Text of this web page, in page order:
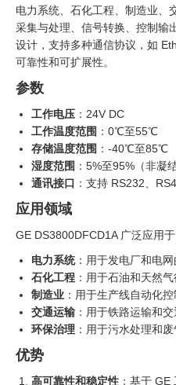
电力系统、石化工程、制造业、
采集与处理、信号转换、控制输
设计，支持多种通信协议，如
可靠性和可扩展性。
参数
工作电压 ：24V DC
工作温度范围 ：0℃至55℃
存储温度范围 ：-40℃至85℃
湿度范围 ：5%至95%（非凝结
通讯接口 ：支持 RS232、
应用领域
GE DS3800DFCD1A 广泛应用于
电力系统：用于发电厂和电网
石化工程 ：用于石油和天然
制造业 ：用于生产线自动化控
交通运输 ：用于铁路运输和
环保治理 ：用于污水处理和
优势
高可靠性和稳定性 ：基于